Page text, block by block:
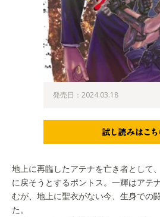
発売日：2024.03.18
地上に再臨したアテナを亡き者として
に戻そうとするポントス。一輝はアテ
むが、地上に聖衣がない今、生身での
た。